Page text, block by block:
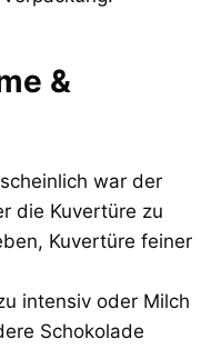
&
war der
die Kuvertüre zu
Kuvertüre feiner
intensiv oder Milch
Schokolade